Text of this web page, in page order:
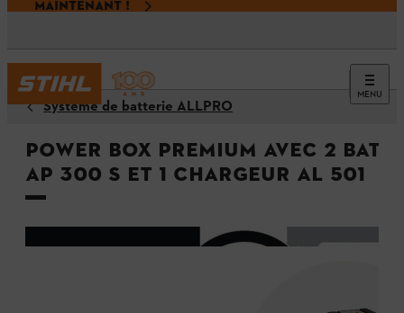
MAINTENANT !
MENU
Système de batterie ALLPRO
Power Box Premium avec 2
AP 300 S et 1 chargeur AL 501